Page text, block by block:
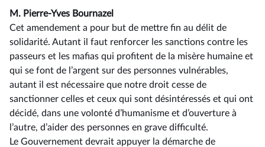
M. Pierre-Yves Bournazel
Cet amendement a pour but de mettre fin au délit de
solidarité. Autant il faut renforcer les sanctions contre les
passeurs et les mafias qui profitent de la misère humaine et
qui se font de l’argent sur des personnes vulnérables,
autant il est nécessaire que notre droit cesse de
sanctionner celles et ceux qui sont désintéressés et qui ont
décidé, dans une volonté d’humanisme et d’ouverture à
l’autre, d’aider des personnes en grave difficulté.
Le Gouvernement devrait appuyer la démarche de